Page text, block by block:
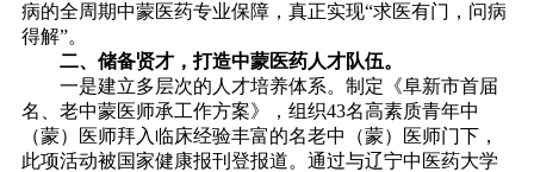
病的全周期中蒙医药专业保障，真正实现“求医有门，问病
得解”。
二、储备贤才，打造中蒙医药人才队伍。
一是建立多层次的人才培养体系。制定《阜新市首届
名、老中蒙医师承工作方案》，组织43名高素质青年中
（蒙）医师拜入临床经验丰富的名老中（蒙）医师门下，
此项活动被国家健康报刊登报道。通过与辽宁中医药大学